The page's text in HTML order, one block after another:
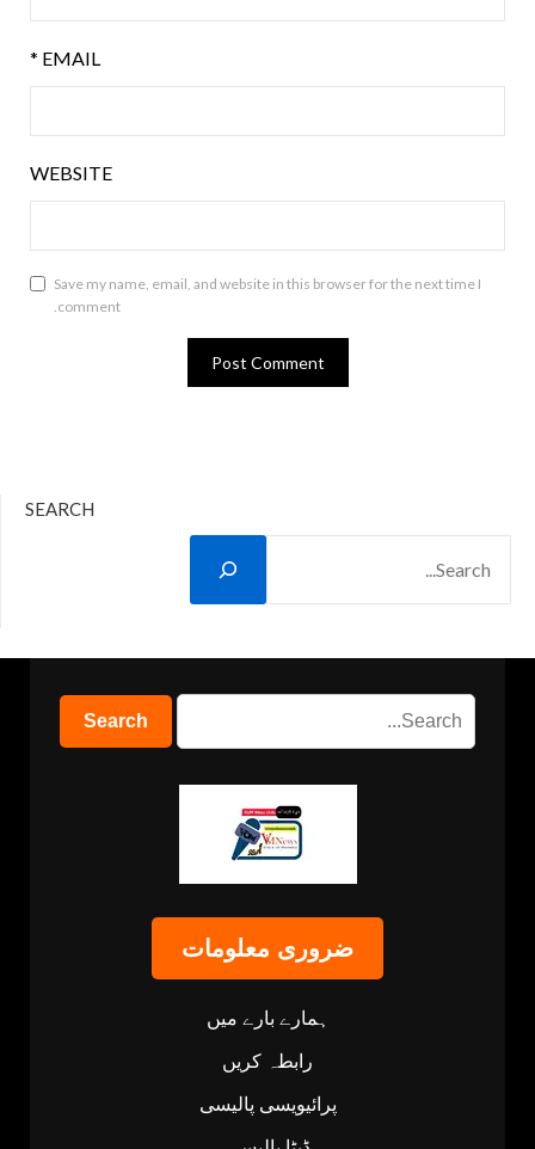
EMAIL
*
WEBSITE
Save my name, email, and website in this browser for the next time I
comment.
SEARCH
ضروری معلومات
ہمارے بارے میں
رابطہ کریں
پرائیویسی پالیسی